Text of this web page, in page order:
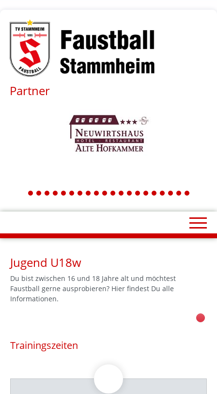
Partner
1 2 3 4 5 6 7 8 9 1011121314151617181920
Jugend U18w
Du bist zwischen 16 und 18 Jahre alt und möchtest
Faustball gerne ausprobieren? Hier findest Du alle
Informationen.
Trainingszeiten